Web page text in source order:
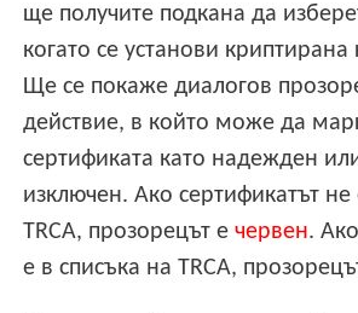
ще получите подкана да
когато се установи
Ще се покаже диалогов
действие, в който може да
сертификата като надежден
изключен. Ако сертификатът не
TRCA, прозорецът ечервен.
е в списъка на TRCA,